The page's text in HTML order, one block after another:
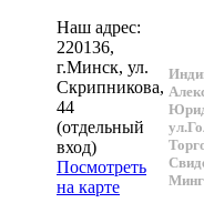
Наш адрес:
220136,
г.Минск, ул.
Скрипникова,
44
(отдельный
вход)
Посмотреть
на карте